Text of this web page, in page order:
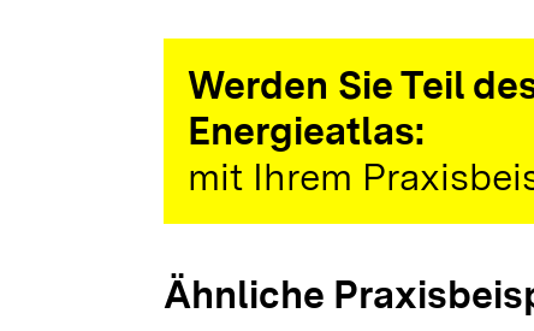
Werden Sie Teil
Energieatlas:
mit Ihrem
Ähnliche